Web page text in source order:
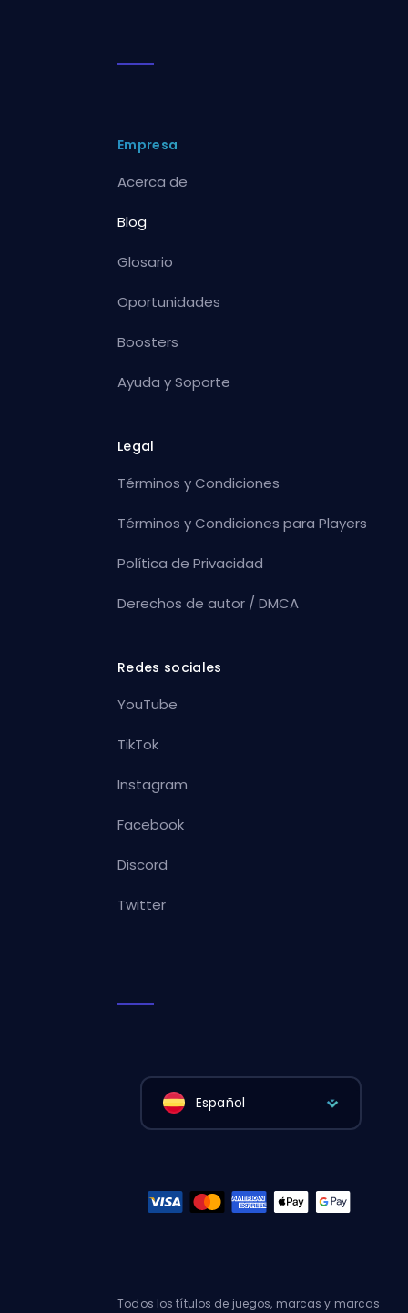
Empresa
Acerca de
Blog
Glosario
Oportunidades
Boosters
Ayuda y Soporte
Legal
Términos y Condiciones
Términos y Condiciones para Players
Política de Privacidad
Derechos de autor / DMCA
Redes sociales
YouTube
TikTok
Instagram
Facebook
Discord
Twitter
Español
Todos los títulos de juegos, marcas y marcas